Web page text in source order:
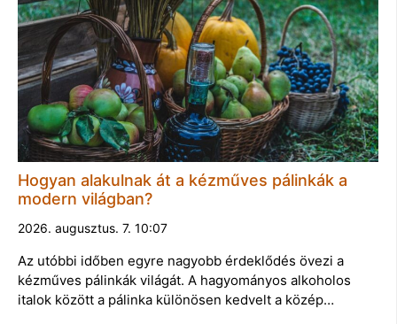
Hogyan alakulnak át a kézműves pálinkák a
modern világban?
2026. augusztus. 7. 10:07
Az utóbbi időben egyre nagyobb érdeklődés övezi a
kézműves pálinkák világát. A hagyományos alkoholos
italok között a pálinka különösen kedvelt a közép…